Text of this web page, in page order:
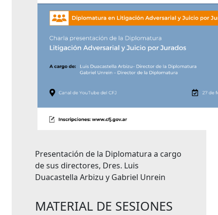
Presentación de la Diplomatura a cargo
de sus directores, Dres. Luis
Duacastella Arbizu y Gabriel Unrein
MATERIAL DE SESIONES